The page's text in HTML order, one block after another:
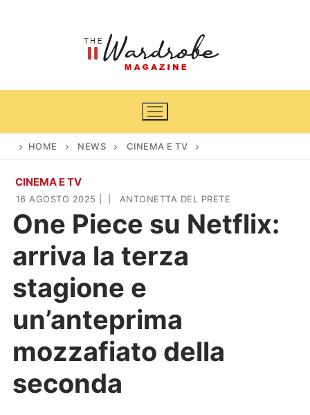
Home
News
Cinema e TV
Casa & Giardino
Arredamento
Piante e fiori
DIY
Lifestyle
Viaggi
Zodiaco
HOME NEWS CINEMA E TV
CINEMA E TV
16 AGOSTO 2025 ANTONETTA DEL PRETE
One Piece su Netflix:
arriva la terza
stagione e
un’anteprima
mozzafiato della
seconda